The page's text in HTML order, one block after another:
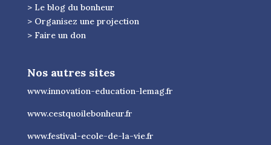
> Le blog du bonheur
> Organisez une projection
> Faire un don
Nos autres sites
www.innovation-education-lemag.fr
www.cestquoilebonheur.fr
www.festival-ecole-de-la-vie.fr